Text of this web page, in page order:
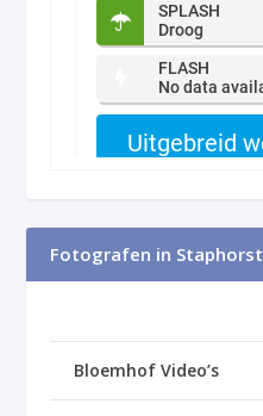
Fotografen in Staphorst
Bloemhof Video’s